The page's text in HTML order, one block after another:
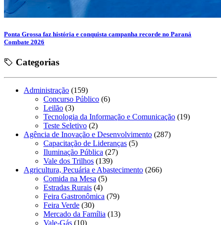
Ponta Grossa faz história e conquista campanha recorde no Paraná
Combate 2026
Categorias
Administração (159)
Concurso Público (6)
Leilão (3)
Tecnologia da Informação e Comunicação (19)
Teste Seletivo (2)
Agência de Inovação e Desenvolvimento (287)
Capacitação de Lideranças (5)
Iluminação Pública (27)
Vale dos Trilhos (139)
Agricultura, Pecuária e Abastecimento (266)
Comida na Mesa (5)
Estradas Rurais (4)
Feira Gastronômica (79)
Feira Verde (30)
Mercado da Família (13)
Vale-Gás (10)